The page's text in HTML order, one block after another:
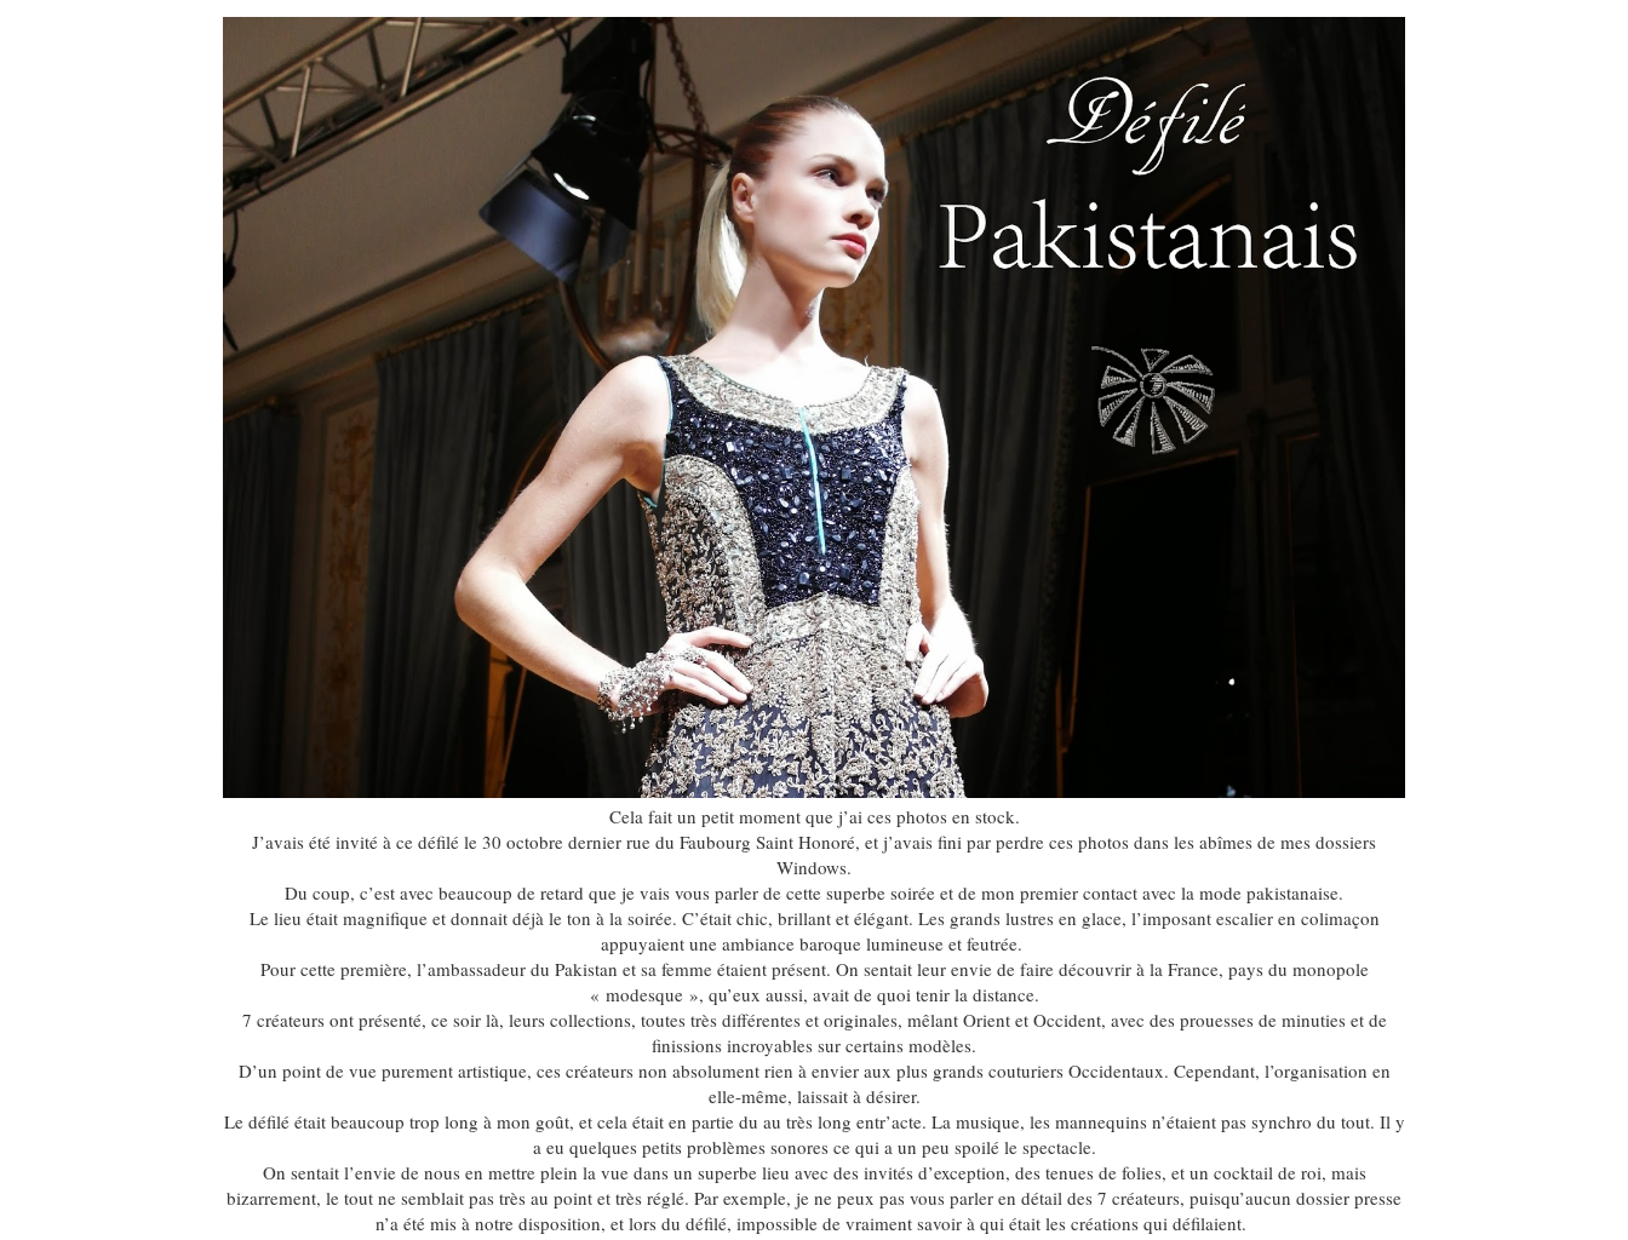
Cela fait un petit moment que j’ai ces photos en stock.
J’avais été invité à ce défilé le 30 octobre dernier rue du Faubourg Saint Honoré, et j’avais fini par perdre ces photos dans les abîmes de mes dossiers
Windows.
Du coup, c’est avec beaucoup de retard que je vais vous parler de cette superbe soirée et de mon premier contact avec la mode pakistanaise.
Le lieu était magnifique et donnait déjà le ton à la soirée. C’était chic, brillant et élégant. Les grands lustres en glace, l’imposant escalier en colimaçon
appuyaient une ambiance baroque lumineuse et feutrée.
Pour cette première, l’ambassadeur du Pakistan et sa femme étaient présent. On sentait leur envie de faire découvrir à la France, pays du monopole
« modesque », qu’eux aussi, avait de quoi tenir la distance.
7 créateurs ont présenté, ce soir là, leurs collections, toutes très différentes et originales, mêlant Orient et Occident, avec des prouesses de minuties et de
finissions incroyables sur certains modèles.
D’un point de vue purement artistique, ces créateurs non absolument rien à envier aux plus grands couturiers Occidentaux. Cependant, l’organisation en
elle-même, laissait à désirer.
Le défilé était beaucoup trop long à mon goût, et cela était en partie du au très long entr’acte. La musique, les mannequins n’étaient pas synchro du tout. Il y
a eu quelques petits problèmes sonores ce qui a un peu spoilé le spectacle.
On sentait l’envie de nous en mettre plein la vue dans un superbe lieu avec des invités d’exception, des tenues de folies, et un cocktail de roi, mais
bizarrement, le tout ne semblait pas très au point et très réglé. Par exemple, je ne peux pas vous parler en détail des 7 créateurs, puisqu’aucun dossier presse
n’a été mis à notre disposition, et lors du défilé, impossible de vraiment savoir à qui était les créations qui défilaient.